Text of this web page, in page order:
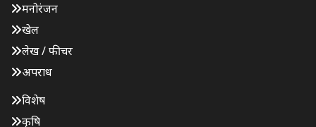
मनोरंजन
खेल
लेख / फीचर
अपराध
विशेष
कृषि